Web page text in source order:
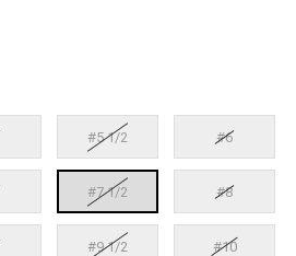
#5 1/2 #6
#7 1/2 #8
#9 1/2 #10